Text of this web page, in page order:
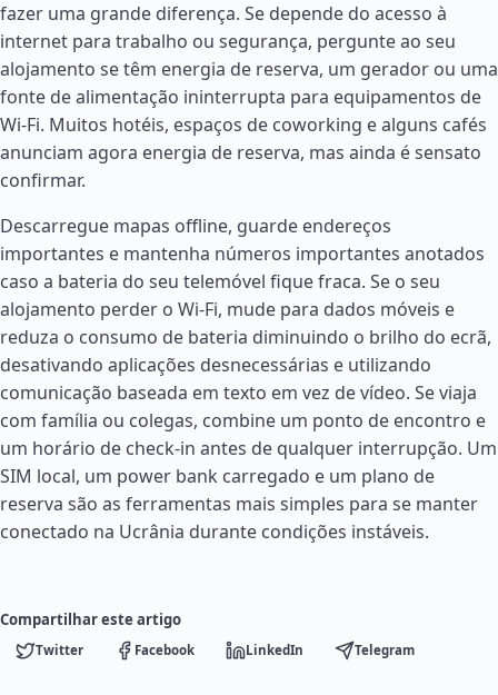
fazer uma grande diferença. Se depende do acesso à
internet para trabalho ou segurança, pergunte ao seu
alojamento se têm energia de reserva, um gerador ou uma
fonte de alimentação ininterrupta para equipamentos de
Wi-Fi. Muitos hotéis, espaços de coworking e alguns cafés
anunciam agora energia de reserva, mas ainda é sensato
confirmar.
Descarregue mapas offline, guarde endereços
importantes e mantenha números importantes anotados
caso a bateria do seu telemóvel fique fraca. Se o seu
alojamento perder o Wi-Fi, mude para dados móveis e
reduza o consumo de bateria diminuindo o brilho do ecrã,
desativando aplicações desnecessárias e utilizando
comunicação baseada em texto em vez de vídeo. Se viaja
com família ou colegas, combine um ponto de encontro e
um horário de check-in antes de qualquer interrupção. Um
SIM local, um power bank carregado e um plano de
reserva são as ferramentas mais simples para se manter
conectado na Ucrânia durante condições instáveis.
Compartilhar este artigo
Twitter Facebook LinkedIn Telegram